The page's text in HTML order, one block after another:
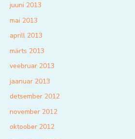
juuni 2013
mai 2013
aprill 2013
märts 2013
veebruar 2013
jaanuar 2013
detsember 2012
november 2012
oktoober 2012